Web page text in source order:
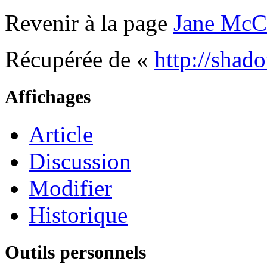
Revenir à la page Jane
Récupérée de « http://
Affichages
Article
Discussion
Modifier
Historique
Outils personnels